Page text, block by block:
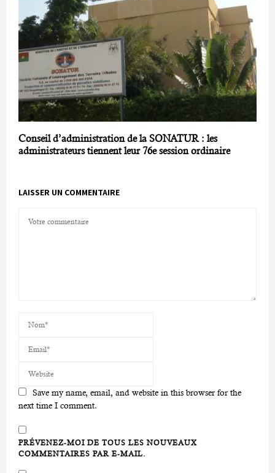
Conseil d’administration de la SONATUR : les
administrateurs tiennent leur 76e session ordinaire
LAISSER UN COMMENTAIRE
Save my name, email, and website in this browser for the
next time I comment.
PRÉVENEZ-MOI DE TOUS LES NOUVEAUX
COMMENTAIRES PAR E-MAIL.